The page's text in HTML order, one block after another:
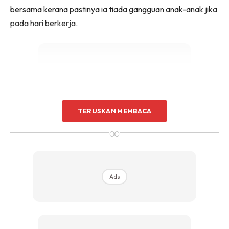
bersama kerana pastinya ia tiada gangguan anak-anak jika
pada hari berkerja.
Ads
TERUSKAN MEMBACA
∞
Ads